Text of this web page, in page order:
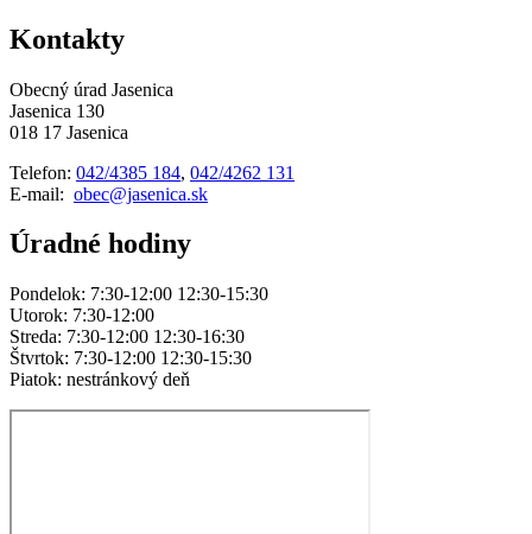
Kontakty
Obecný úrad Jasenica
Jasenica 130
018 17 Jasenica
Telefon: 042/4385 184, 042/4262 131
E-mail: obec@jasenica.sk
Úradné hodiny
Pondelok: 7:30-12:00 12:30-15:30
Utorok: 7:30-12:00
Streda: 7:30-12:00 12:30-16:30
Štvrtok: 7:30-12:00 12:30-15:30
Piatok: nestránkový deň